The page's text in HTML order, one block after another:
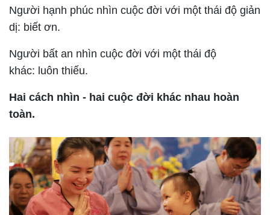
Người hạnh phúc nhìn cuộc đời với một thái độ giản
dị: biết ơn.
Người bất an nhìn cuộc đời với một thái độ
khác: luôn thiếu.
Hai cách nhìn - hai cuộc đời khác nhau hoàn
toàn.